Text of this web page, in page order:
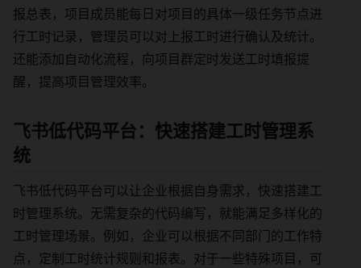
报总表，项目成员能每日对项目的具体一级任务节点进
行工时记录，管理员可以对上报工时进行确认及统计。
还能添加自动化流程，向项目群定时发送工时填报提
醒，提高项目管理效率。
飞书低代码平台：快速搭建工时管理系
统
飞书低代码平台可以让企业根据自身需求，快速搭建工
时管理系统。无需复杂的代码编写，就能满足多样化的
工时管理场景。例如，企业可以根据不同部门的工作特
点，定制工时统计规则和报表。对于一些特殊项目，可